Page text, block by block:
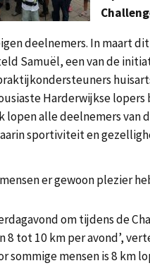
deelnemers. In maart
Samuël, een van de
Harderwijkse
lopen alle deelnemers van
sportiviteit en
er gewoon plezier
om tijdens de
8 tot 10 km per avond’,
sommige mensen is 8 km